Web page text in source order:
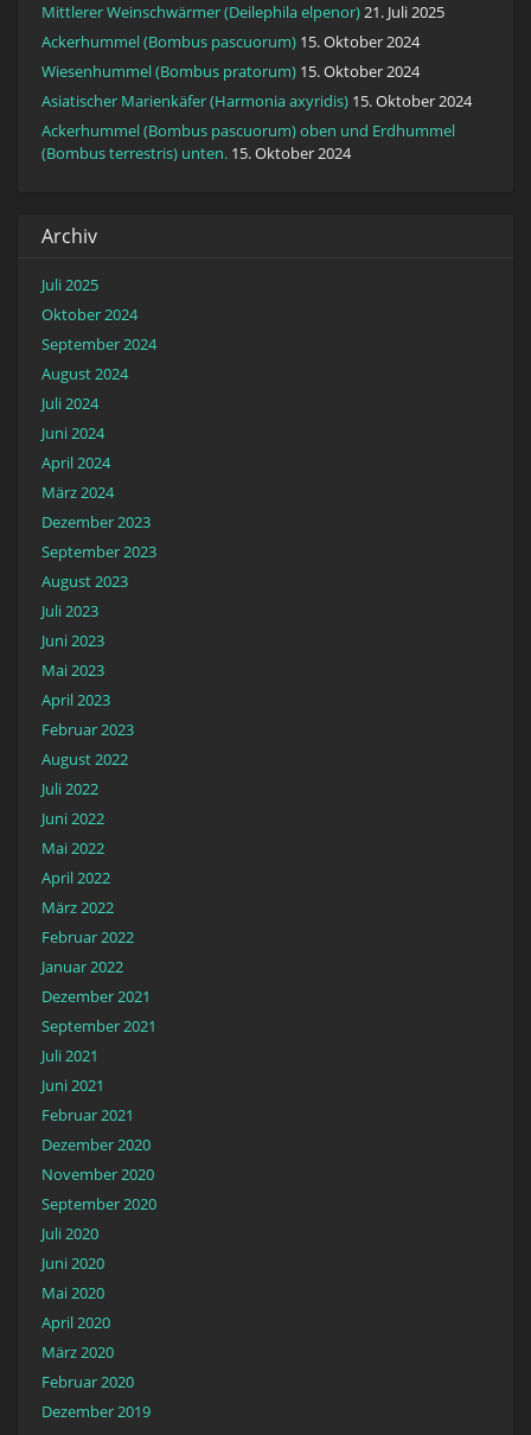
Mittlerer Weinschwärmer (Deilephila elpenor)21. Juli 2025
Ackerhummel (Bombus pascuorum) 15. Oktober 2024
Wiesenhummel (Bombus pratorum) 15. Oktober 2024
Asiatischer Marienkäfer (Harmonia axyridis) 15. Oktober 2024
Ackerhummel (Bombus pascuorum) oben und Erdhummel
(Bombus terrestris) unten. 15. Oktober 2024
Archiv
Juli 2025
Oktober 2024
September 2024
August 2024
Juli 2024
Juni 2024
April 2024
März 2024
Dezember 2023
September 2023
August 2023
Juli 2023
Juni 2023
Mai 2023
April 2023
Februar 2023
August 2022
Juli 2022
Juni 2022
Mai 2022
April 2022
März 2022
Februar 2022
Januar 2022
Dezember 2021
September 2021
Juli 2021
Juni 2021
Februar 2021
Dezember 2020
November 2020
September 2020
Juli 2020
Juni 2020
Mai 2020
April 2020
März 2020
Februar 2020
Dezember 2019